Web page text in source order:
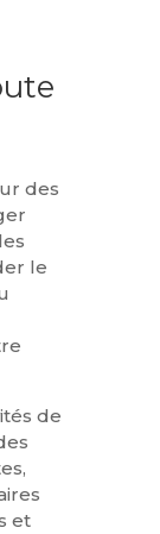
des
le
de
et